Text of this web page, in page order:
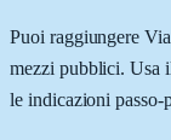
Puoi raggiungere
mezzi pubblici. Usa
le indicazioni passo-